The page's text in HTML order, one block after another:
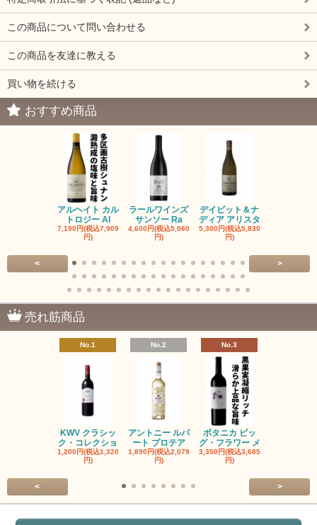
この商品について問い合わせる
この商品を友達に教える
買い物を続ける
おすすめ商品
アルヘイト カル
トロジー Al
7,190円(税込7,909
円)
ラールワインズ
サンソー Ra
4,600円(税込5,060
円)
デイビット＆ナ
ディア アリスタ
5,300円(税込5,830
円)
< >
売れ筋商品
No.1
KWV クラシッ
ク・コレクショ
1,200円(税込1,320
円)
No.2
アントニー ルパ
ート プロテア
1,890円(税込2,079
円)
No.3
ボタニカ ビッ
グ・フラワー メ
3,350円(税込3,685
円)
< >